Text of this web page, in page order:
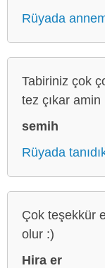
Rüyada
Tabiriniz çok
tez çıkar amin
semih
Rüyada
Çok teşekkür
olur :)
Hira er